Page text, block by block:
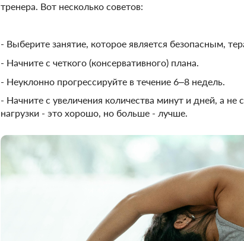
тренера. Вот несколько советов:
- Выберите занятие, которое является безопасным,
- Начните с четкого (консервативного) плана.
- Неуклонно прогрессируйте в течение 6–8 недель.
- Начните с увеличения количества минут и дней, а
нагрузки - это хорошо, но больше - лучше.